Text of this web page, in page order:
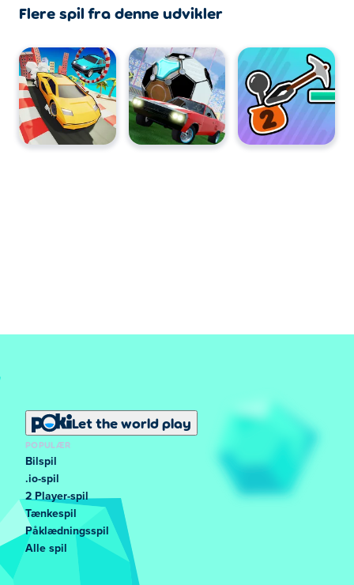
Flere spil fra denne udvikler
Let the world play
POPULÆR
Bilspil
.io-spil
2 Player-spil
Tænkespil
Påklædningsspil
Alle spil